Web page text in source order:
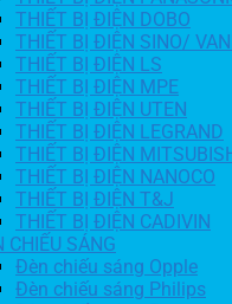
THIẾT BỊ ĐIỆN DOBO
THIẾT BỊ ĐIỆN SINO/
THIẾT BỊ ĐIỆN LS
THIẾT BỊ ĐIỆN MPE
THIẾT BỊ ĐIỆN UTEN
THIẾT BỊ ĐIỆN LEGRAND
THIẾT BỊ ĐIỆN
THIẾT BỊ ĐIỆN NANOCO
THIẾT BỊ ĐIỆN T&J
THIẾT BỊ ĐIỆN CADIVIN
CHIẾU SÁNG
Đèn chiếu sáng Opple
Đèn chiếu sáng Philips